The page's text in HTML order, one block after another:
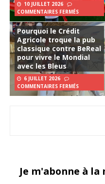
10 JUILLET 2026
COMMENTAIRES FERMÉS
Pourquoi le Crédit
Agricole troque la pub
classique contre BeReal
pour vivre le Mondial
avec les Bleus
6 JUILLET 2026
COMMENTAIRES FERMÉS
Je m'abonne à